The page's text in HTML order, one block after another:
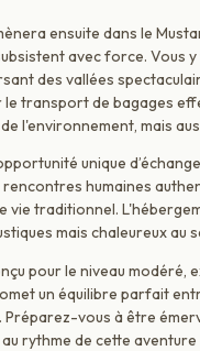
ensuite dans le
avec force. Vous
des vallées
transport de bagages
l'environnement, mais
unique
humaines
vie traditionnel.
mais chaleureux au
pour le niveau
un équilibre parfait
Préparez-vous à être
rythme de cette aventure